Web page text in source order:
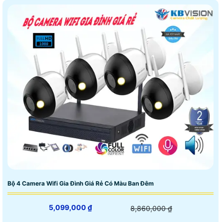
Bộ 4 Camera Wifi Gia Đình Giá Rẻ Có Màu Ban Đêm
5,099,000 ₫ 8,860,000 ₫